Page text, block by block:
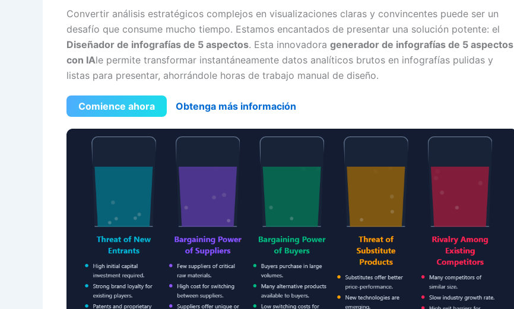
Convertir análisis estratégicos complejos en visualizaciones claras y convincentes puede ser un
desafío que consume mucho tiempo. Estamos encantados de presentar una solución potente: el
Diseñador de infografías de 5 aspectos. Esta innovadora generador de infografías de 5 aspectos
con IAle permite transformar instantáneamente datos analíticos brutos en infografías pulidas y
listas para presentar, ahorrándole horas de trabajo manual de diseño.
Comience ahora Obtenga más información